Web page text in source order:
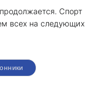
Спорт
всех на следующих